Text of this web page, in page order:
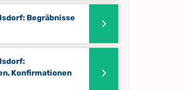
Begräbnisse
Konfirmationen